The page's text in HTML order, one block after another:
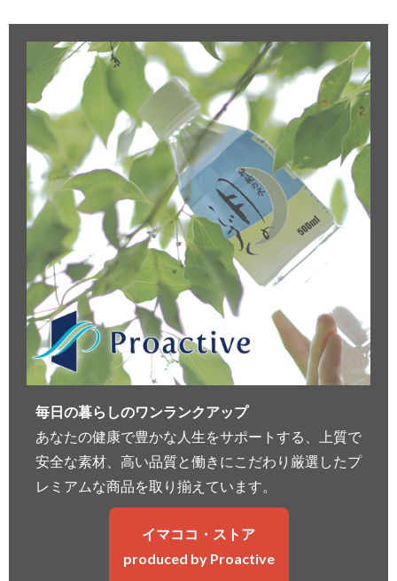
毎日の暮らしのワンランクアップ
あなたの健康で豊かな人生をサポートする、上質で
安全な素材、高い品質と働きにこだわり厳選したプ
レミアムな商品を取り揃えています。
イマココ・ストア
produced by Proactive